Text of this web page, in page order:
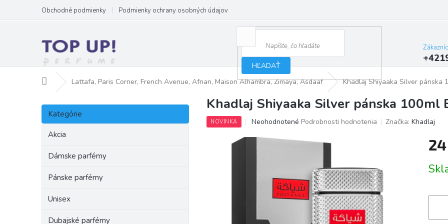
obsah
Obchodné podmienky Podmienky ochrany osobných údajov
HĽADAŤ
DomovLattafa, Paris Corner, French Avenue, Afnan, Maison Alhambra, Zimaya, Asdaaf Khadlaj Shiyaaka Silver pánska
B
č
Preskočiť
kategórie
Kategórie
Akcia
Dámske parfémy
Pánske parfémy
Unisex
Dubajské parfémy
Khadlaj Shiyaaka Silver pánska 100ml
NOVINKA
Priemerné
produktu
hviezdičiek.
Neohodnotené Podrobnosti hodnotenia Značka: Khadlaj
cena: